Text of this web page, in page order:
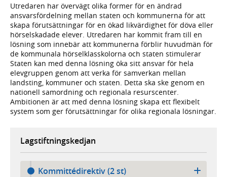
Utredaren har övervägt olika former för en ändrad
ansvarsfördelning mellan staten och kommunerna för att
skapa förutsättningar för en ökad likvärdighet för döva eller
hörselskadade elever. Utredaren har kommit fram till en
lösning som innebär att kommunerna förblir huvudmän för
de kommunala hörselklasskolorna och staten stimulerar
Staten kan med denna lösning öka sitt ansvar för hela
elevgruppen genom att verka för samverkan mellan
landsting, kommuner och staten. Detta ska ske genom en
nationell samordning och regionala resurscenter.
Ambitionen är att med denna lösning skapa ett flexibelt
system som ger förutsättningar för olika regionala lösningar.
Lagstiftningskedjan
Kommittédirektiv (2 st)